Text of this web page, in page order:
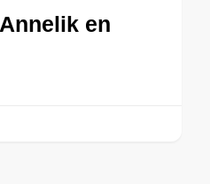
en